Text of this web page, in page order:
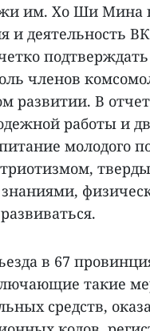
им. Хо Ши Мина
и деятельность
членов
развитии. В
работы и
молодого
в 67
такие
средств,